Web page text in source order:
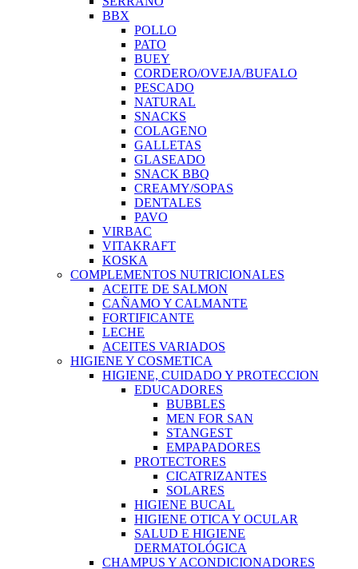
BBX
POLLO
PATO
BUEY
CORDERO/OVEJA/BUFALO
PESCADO
NATURAL
SNACKS
COLAGENO
GALLETAS
GLASEADO
SNACK BBQ
CREAMY/SOPAS
DENTALES
PAVO
VIRBAC
VITAKRAFT
KOSKA
COMPLEMENTOS NUTRICIONALES
ACEITE DE SALMON
CAÑAMO Y CALMANTE
FORTIFICANTE
LECHE
ACEITES VARIADOS
HIGIENE Y COSMETICA
HIGIENE, CUIDADO Y PROTECCION
EDUCADORES
BUBBLES
MEN FOR SAN
STANGEST
EMPAPADORES
PROTECTORES
CICATRIZANTES
SOLARES
HIGIENE BUCAL
HIGIENE OTICA Y OCULAR
SALUD E HIGIENE
DERMATOLÓGICA
CHAMPUS Y ACONDICIONADORES